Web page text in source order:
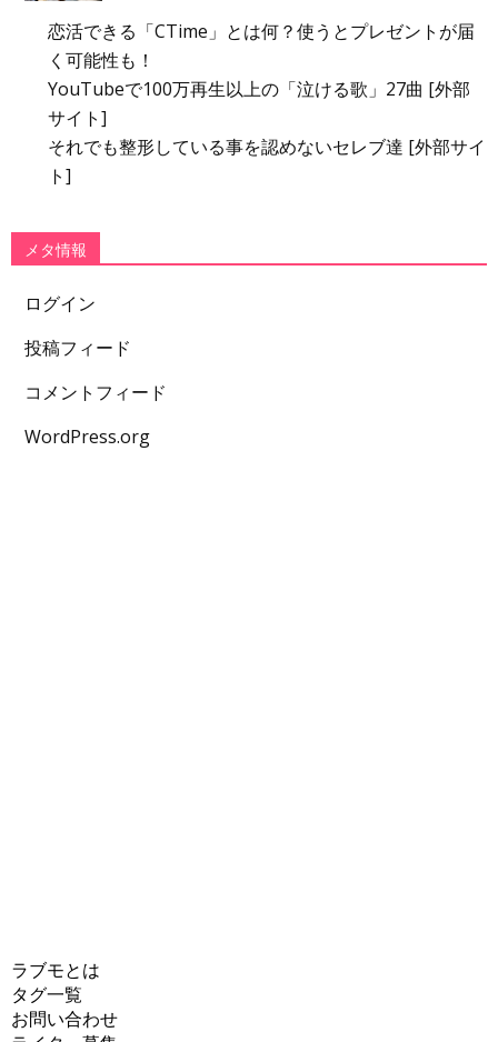
恋活できる「CTime」とは何？使うとプレゼントが届
く可能性も！
YouTubeで100万再生以上の「泣ける歌」27曲 [外部
サイト]
それでも整形している事を認めないセレブ達 [外部サイ
ト]
メタ情報
ログイン
投稿フィード
コメントフィード
WordPress.org
ラブモとは
タグ一覧
お問い合わせ